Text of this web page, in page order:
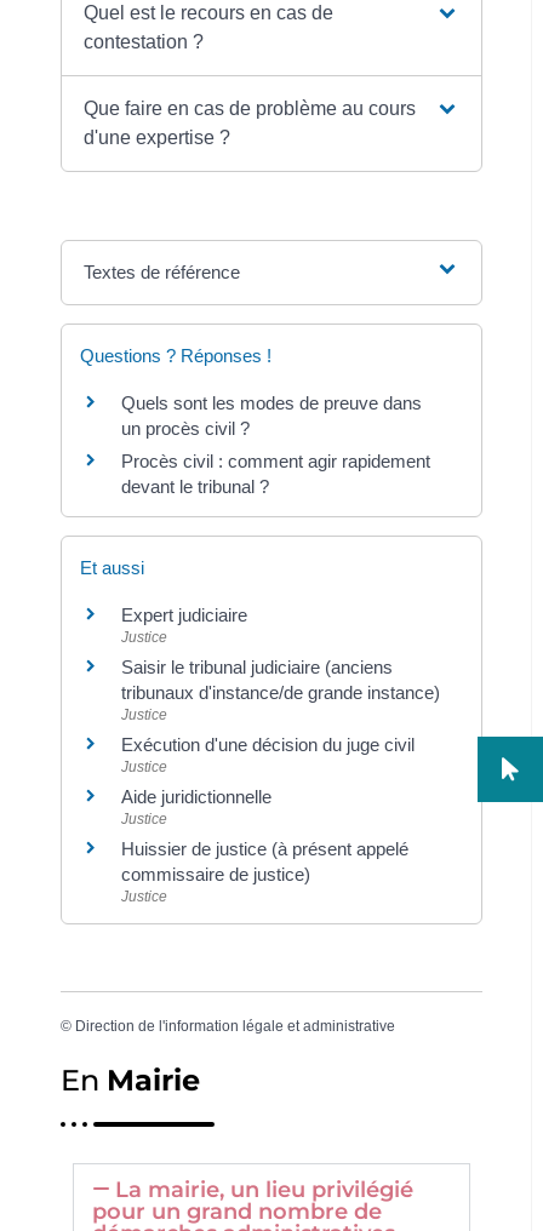
Quel est le recours en cas de
contestation ?
Que faire en cas de problème au cours
d'une expertise ?
Textes de référence
Questions ? Réponses !
Quels sont les modes de preuve dans
un procès civil ?
Procès civil : comment agir rapidement
devant le tribunal ?
Et aussi
Expert judiciaire
Justice
Saisir le tribunal judiciaire (anciens
tribunaux d'instance/de grande instance)
Justice
Exécution d'une décision du juge civil
Justice
Aide juridictionnelle
Justice
Huissier de justice (à présent appelé
commissaire de justice)
Justice
© Direction de l'information légale et administrative
En Mairie
La mairie, un lieu privilégié
pour un grand nombre de